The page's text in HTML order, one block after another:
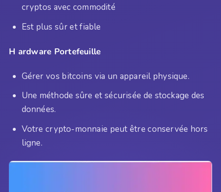
cryptos avec commodité
Est plus sûr et fiable
H ardware Portefeuille
Gérer vos bitcoins via un appareil physique.
Une méthode sûre et sécurisée de stockage des
données.
Votre crypto-monnaie peut être conservée hors
ligne.